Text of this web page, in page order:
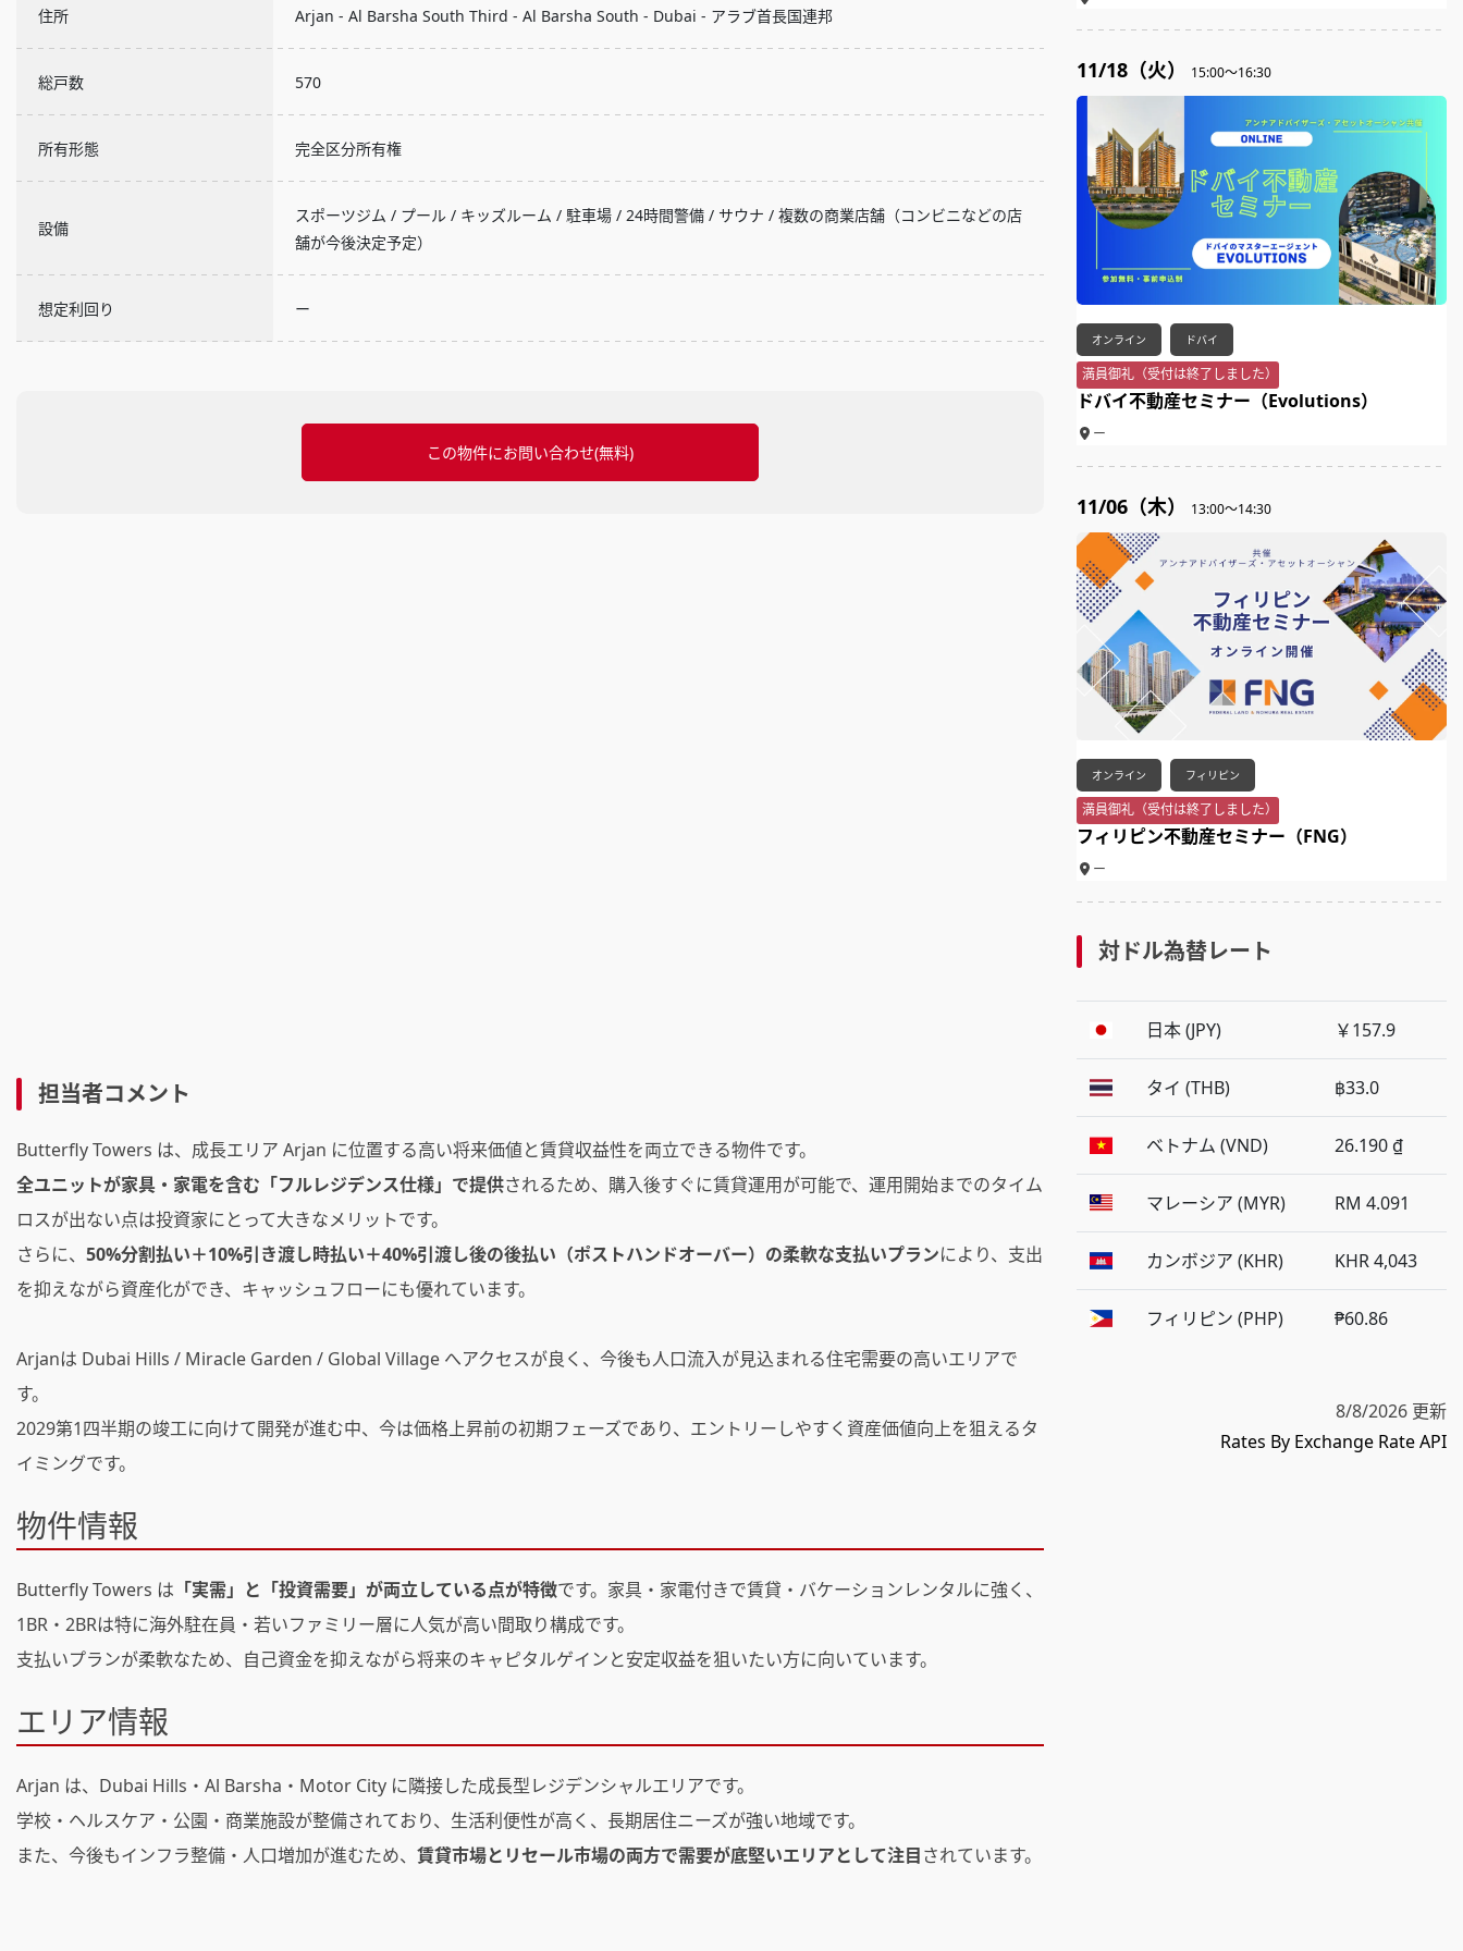
住所 Arjan - Al Barsha South Third - Al Barsha South - Dubai - アラブ首長国連邦
総戸数 570
所有形態 完全区分所有権
設備
スポーツジム / プール / キッズルーム / 駐車場 / 24時間警備 / サウナ / 複数の商業店舗（コンビニなどの店
舗が今後決定予定）
想定利回り ー
この物件にお問い合わせ(無料)
担当者コメント
Butterfly Towers は、成長エリア Arjan に位置する高い将来価値と賃貸収益性を両立できる物件です。
全ユニットが家具・家電を含む「フルレジデンス仕様」で提供されるため、購入後すぐに賃貸運用が可能で、運用開始までのタイム
ロスが出ない点は投資家にとって大きなメリットです。
さらに、 50%分割払い＋10%引き渡し時払い＋40%引渡し後の後払い（ポストハンドオーバー）の柔軟な支払いプランにより、支出
を抑えながら資産化ができ、キャッシュフローにも優れています。
Arjanは Dubai Hills / Miracle Garden / Global Village へアクセスが良く、今後も人口流入が見込まれる住宅需要の高いエリアで
す。
2029第1四半期の竣工に向けて開発が進む中、今は価格上昇前の初期フェーズであり、エントリーしやすく資産価値向上を狙えるタ
イミングです。
物件情報
Butterfly Towers は 「実需」と「投資需要」が両立している点が特徴です。家具・家電付きで賃貸・バケーションレンタルに強く、
1BR・2BRは特に海外駐在員・若いファミリー層に人気が高い間取り構成です。
支払いプランが柔軟なため、自己資金を抑えながら将来のキャピタルゲインと安定収益を狙いたい方に向いています。
エリア情報
Arjan は、Dubai Hills・Al Barsha・Motor City に隣接した成長型レジデンシャルエリアです。
学校・ヘルスケア・公園・商業施設が整備されており、生活利便性が高く、長期居住ニーズが強い地域です。
また、今後もインフラ整備・人口増加が進むため、 賃貸市場とリセール市場の両方で需要が底堅いエリアとして注目されています。
11/18（火） 15:00～16:30
オンライン ドバイ
満員御礼（受付は終了しました）
ドバイ不動産セミナー（Evolutions）
ー
11/06（木） 13:00～14:30
オンライン フィリピン
満員御礼（受付は終了しました）
フィリピン不動産セミナー（FNG）
ー
対ドル為替レート
日本 (JPY) ￥157.9
タイ (THB) ฿33.0
ベトナム (VND) 26.190 ₫
マレーシア (MYR) RM 4.091
カンボジア (KHR) KHR 4,043
フィリピン (PHP) ₱60.86
8/8/2026 更新
Rates By Exchange Rate API